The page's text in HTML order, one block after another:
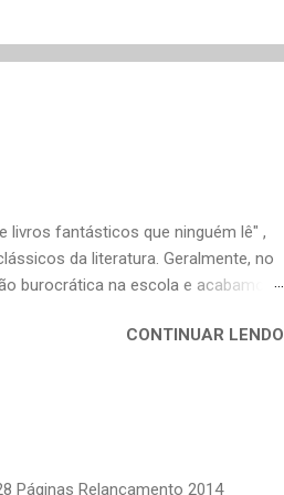
livros fantásticos que ninguém lê" ,
da literatura. Geralmente, no
burocrática na escola e acabamos
obras, já em nossa maturidade, pode
a deixar grandes autores de fora,
Autran Dourado, Carlos
Dalton Trevisan, Fernando
CONTINUAR LENDO
Páginas Relançamento 2014